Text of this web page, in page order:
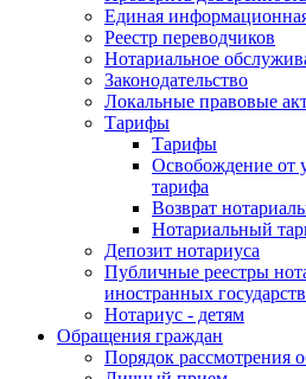
Единая
Реестр переводчиков
Нотариальное
Законодательство
Локальные правовые
Тарифы
Тарифы
Освобождение от
тарифа
Возврат
Нотариальный
Депозит нотариуса
Публичные реестры
иностранных государств
Нотариус - детям
Обращения граждан
Порядок рассмотрения